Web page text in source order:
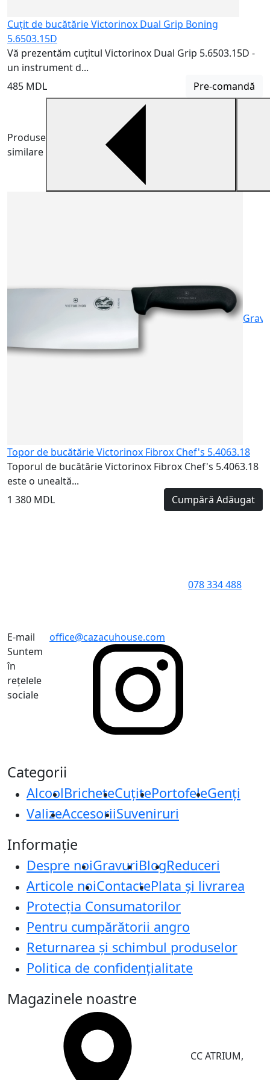
Cuțit de bucătărie Victorinox Dual Grip Boning
5.6503.15D
Vă prezentăm cuțitul Victorinox Dual Grip 5.6503.15D -
un instrument d...
485 MDL
Pre-comandă
Produse
similare
Topor de bucătărie Victorinox Fibrox Chef's 5.4063.18
Toporul de bucătărie Victorinox Fibrox Chef's 5.4063.18
este o unealtă...
1 380 MDL
Cumpără Adăugat
078 334 488
E-mail
office@cazacuhouse.com
Suntem
în
rețelele
sociale
Categorii
AlcoolBricheteCuțitePortofeleGenți
ValizeAccesoriiSuveniruri
Informație
Despre noiGravuriBlogReduceri
Articole noiContactePlata și livrarea
Protecţia Consumatorilor
Pentru cumpărătorii angro
Returnarea și schimbul produselor
Politica de confidențialitate
Magazinele noastre
CC ATRIUM,